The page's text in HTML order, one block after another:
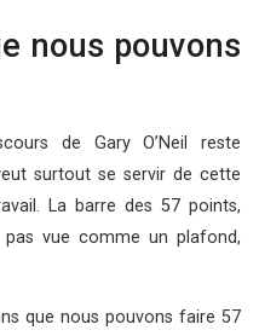
nous pouvons
de Gary O’Neil reste
surtout se servir de cette
La barre des 57 points,
pas vue comme un plafond,
que nous pouvons faire 57